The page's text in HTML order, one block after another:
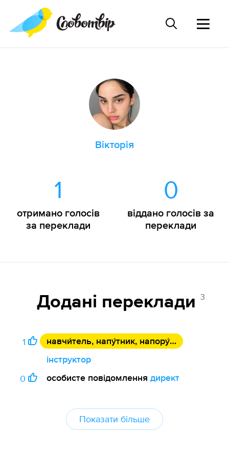
Вікторія
1
отримано голосів
за переклади
0
віддано голосів за
переклади
Додані переклади 3
1
навчи́тель, напу́тник, напору́дник
інструктор
0
особисте повідомлення директ
Показати більше